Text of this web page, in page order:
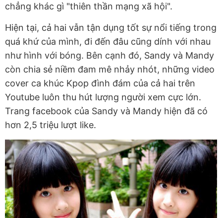
chẳng khác gì "thiên thần mạng xã hội".
Hiện tại, cả hai vẫn tận dụng tốt sự nổi tiếng trong
quá khứ của mình, đi đến đâu cũng dính với nhau
như hình với bóng. Bên cạnh đó, Sandy và Mandy
còn chia sẻ niềm đam mê nhảy nhót, những video
cover ca khúc Kpop đình đám của cả hai trên
Youtube luôn thu hút lượng người xem cực lớn.
Trang facebook của Sandy và Mandy hiện đã có
hơn 2,5 triệu lượt like.